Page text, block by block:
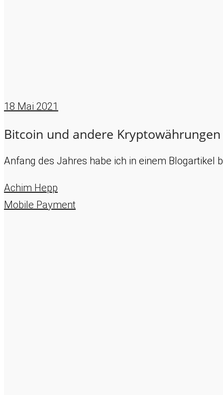
18 Mai 2021
Bitcoin und andere
Anfang des Jahres habe ich in einem Blogartikel
Achim Hepp
Mobile Payment